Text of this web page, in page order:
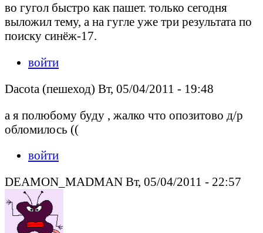
во гугол быстро как пашет. только сегодня
выложил тему, а на гугле уже три результата по
поиску синёж-17.
войти
Dacota (пешеход) Вт, 05/04/2011 - 19:48
а я полюбому буду , жалко что опозитово д/р
обломилось ((
войти
DEAMON_MADMAN Вт, 05/04/2011 - 22:57